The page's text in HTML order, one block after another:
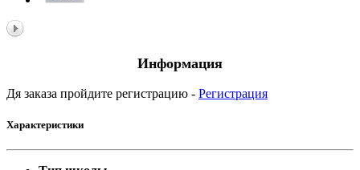
Информация
Дя заказа пройдите регистрацию - Регистрация
Характеристики